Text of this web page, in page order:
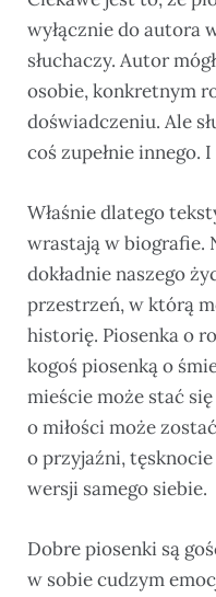
wyłącznie do autora
słuchaczy. Autor
osobie, konkretnym
doświadczeniu. Ale
coś zupełnie innego.
Właśnie dlatego
wrastają w biografie.
dokładnie naszego
przestrzeń, w którą
historię. Piosenka o
kogoś piosenką o
mieście może stać
o miłości może
o przyjaźni,
wersji samego siebie.
Dobre piosenki są
w sobie cudzym